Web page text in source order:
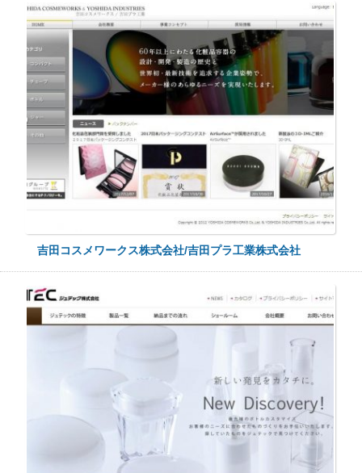
吉田コスメワークス株式会社/吉田プラ工業株式会社